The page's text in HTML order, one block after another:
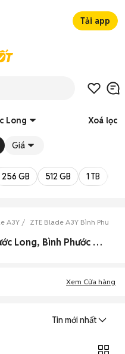
Tải app
Long Xoá lọc
Giá
256 GB 512 GB 1 TB
A3Y ZTE Blade A3Y Bình Phước
0 Zte Blade A3y cũ Thị xã Phước Long, Bình Phước đẹp
Xem Cửa hàng
Tin mới nhất